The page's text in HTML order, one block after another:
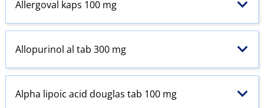
Allergoval kaps 100 mg
Allopurinol al tab 300 mg
Alpha lipoic acid douglas tab 100 mg